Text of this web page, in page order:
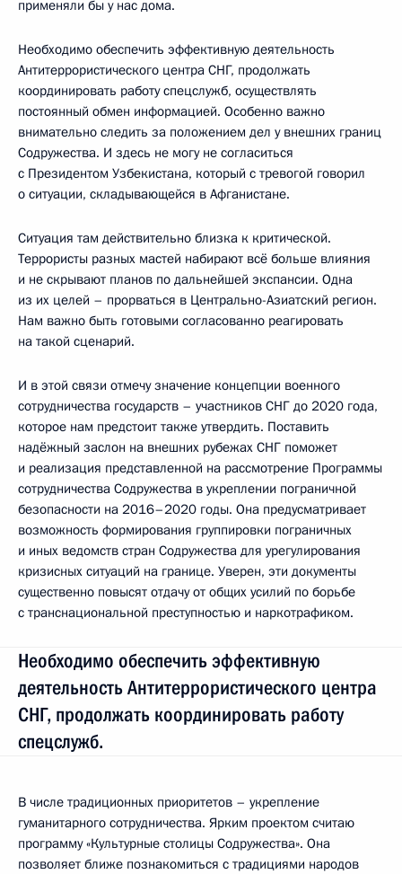
применяли бы у нас дома.
Необходимо обеспечить эффективную деятельность
Антитеррористического центра СНГ, продолжать
координировать работу спецслужб, осуществлять
постоянный обмен информацией. Особенно важно
внимательно следить за положением дел у внешних границ
Содружества. И здесь не могу не согласиться
с Президентом Узбекистана, который с тревогой говорил
о ситуации, складывающейся в Афганистане.
Ситуация там действительно близка к критической.
Террористы разных мастей набирают всё больше влияния
и не скрывают планов по дальнейшей экспансии. Одна
из их целей – прорваться в Центрально-Азиатский регион.
Нам важно быть готовыми согласованно реагировать
на такой сценарий.
И в этой связи отмечу значение концепции военного
сотрудничества государств – участников СНГ до 2020 года,
которое нам предстоит также утвердить. Поставить
надёжный заслон на внешних рубежах СНГ поможет
и реализация представленной на рассмотрение Программы
сотрудничества Содружества в укреплении пограничной
безопасности на 2016–2020 годы. Она предусматривает
возможность формирования группировки пограничных
и иных ведомств стран Содружества для урегулирования
кризисных ситуаций на границе. Уверен, эти документы
существенно повысят отдачу от общих усилий по борьбе
с транснациональной преступностью и наркотрафиком.
Необходимо обеспечить эффективную
деятельность Антитеррористического центра
СНГ, продолжать координировать работу
спецслужб.
В числе традиционных приоритетов – укрепление
гуманитарного сотрудничества. Ярким проектом считаю
программу «Культурные столицы Содружества». Она
позволяет ближе познакомиться с традициями народов